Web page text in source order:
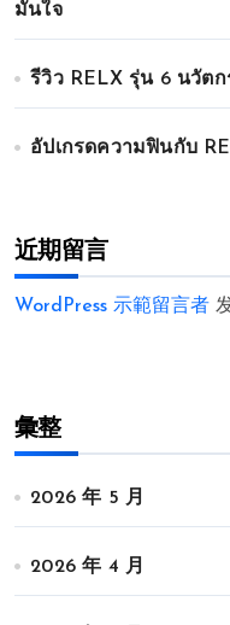
มั่นใจ
รีวิว RELX รุ่น 6 นวัต
อัปเกรดความฟินกับ
近期留言
WordPress 示範留言者
彙整
2026 年 5 月
2026 年 4 月